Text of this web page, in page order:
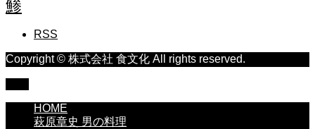
鯵
RSS
Copyright © 株式会社 食文化 All rights reserved.
HOME
萩原章史 男の料理